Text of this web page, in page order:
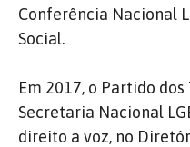
Conferência Nacional
Social.
Em 2017, o Partido
Secretaria Nacional
direito a voz, no